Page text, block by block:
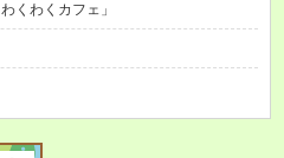
くわくカフェ」